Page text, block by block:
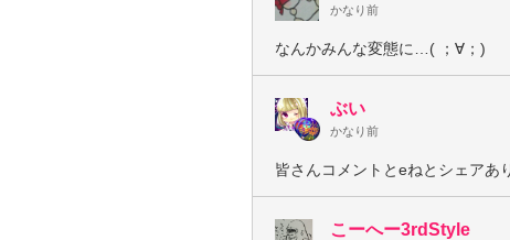
かなり前
なんかみんな変態に…( ；∀；)
ぶい
かなり前
皆さんコメントとeねとシェアあ
こーへー3rdStyle